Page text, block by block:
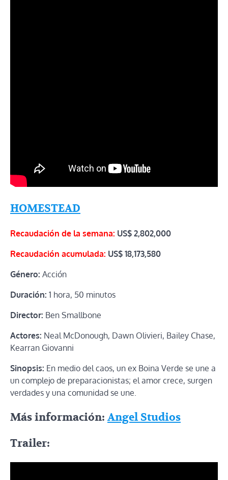
HOMESTEAD
Recaudación de la semana: US$ 2,802,000
Recaudación acumulada: US$ 18,173,580
Género: Acción
Duración: 1 hora, 50 minutos
Director: Ben Smallbone
Actores: Neal McDonough, Dawn Olivieri, Bailey Chase,
Kearran Giovanni
Sinopsis: En medio del caos, un ex Boina Verde se une a
un complejo de preparacionistas; el amor crece, surgen
verdades y una comunidad se une.
Más información: Angel Studios
Trailer: